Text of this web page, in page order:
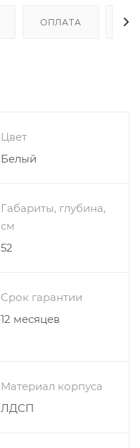
ОПЛАТА
Цвет
Белый
Габариты, глубина,
см
52
Срок гарантии
12 месяцев
Материал корпуса
ЛДСП